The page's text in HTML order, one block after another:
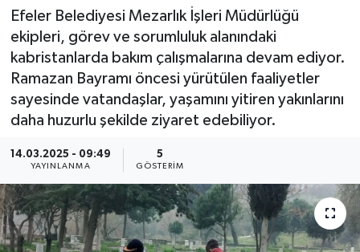
Efeler Belediyesi Mezarlık İşleri Müdürlüğü
ekipleri, görev ve sorumluluk alanındaki
kabristanlarda bakım çalışmalarına devam ediyor.
Ramazan Bayramı öncesi yürütülen faaliyetler
sayesinde vatandaşlar, yaşamını yitiren yakınlarını
daha huzurlu şekilde ziyaret edebiliyor.
14.03.2025 - 09:49
YAYINLANMA
5
GÖSTERIM